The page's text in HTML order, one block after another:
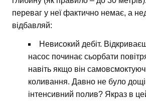
переваг у неї фактично немає, а
відбавляй:
Невисокий дебіт.
насос починає сьорбати
навіть якщо він
коливання. Давно не було
інтенсивний полив? Якраз в